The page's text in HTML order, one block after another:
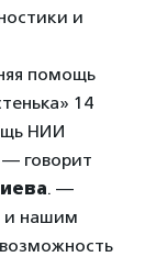
и
помощь
14
НИИ
— говорит
. —
и нашим